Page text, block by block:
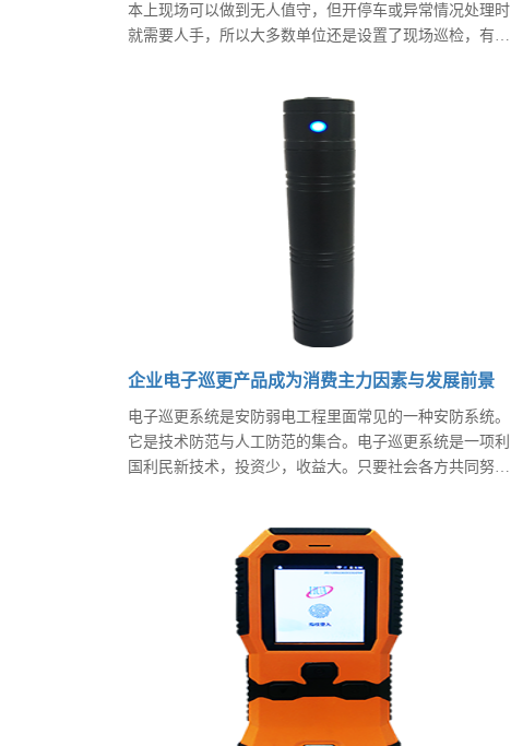
本上现场可以做到无人值守，但开停车或异常情况处理时
就需要人手，所以大多数单位还是设置了现场巡检，有的
企业电子巡更产品成为消费主力因素与发展前景
电子巡更系统是安防弱电工程里面常见的一种安防系统。
它是技术防范与人工防范的集合。电子巡更系统是一项利
国利民新技术，投资少，收益大。只要社会各方共同努